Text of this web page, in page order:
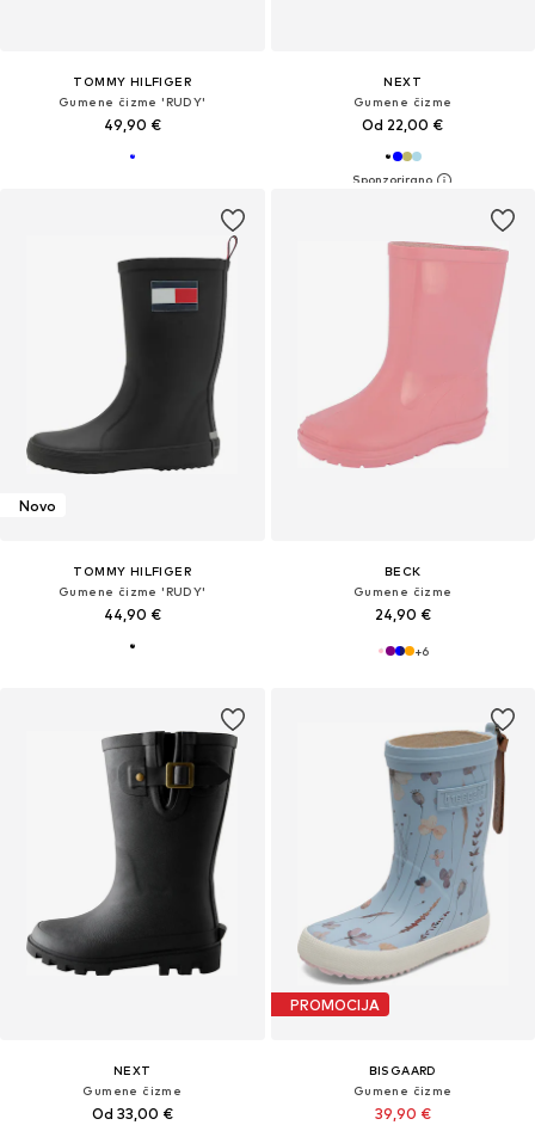
TOMMY HILFIGER
Gumene čizme 'RUDY'
49,90 €
NEXT
Gumene čizme
Od 22,00 €
Novo
TOMMY HILFIGER
Gumene čizme 'RUDY'
44,90 €
BECK
Gumene čizme
24,90 €
+6
NEXT
Gumene čizme
Od 33,00 €
PROMOCIJA
BISGAARD
Gumene čizme
39,90 €